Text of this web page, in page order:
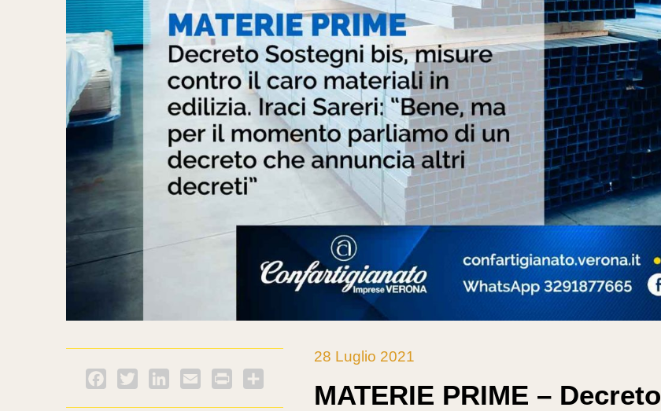
Facebook
Twitter LinkedInEmail PrintFriendly
28 Luglio 2021
MATERIE PRIME – Decreto